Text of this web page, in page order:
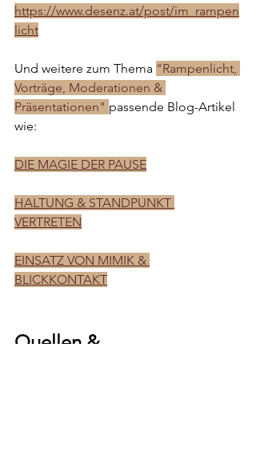
https://www.desenz.at/post/im_rampen
licht
Und weitere zum Thema "Rampenlicht,
Vorträge, Moderationen &
Präsentationen" passende Blog-Artikel
wie:
DIE MAGIE DER PAUSE
HALTUNG & STANDPUNKT
VERTRETEN
EINSATZ VON MIMIK &
BLICKKONTAKT
Quellen &